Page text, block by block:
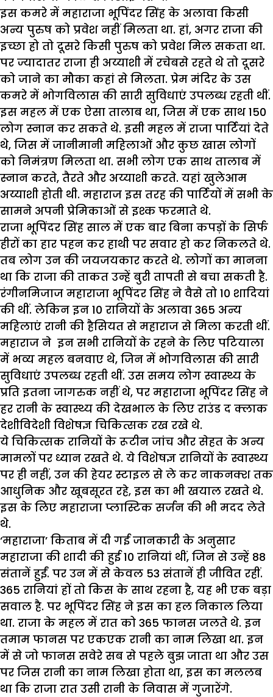
इस कमरे में महाराजा भूपिंदर सिंह के अलावा किसी
अन्य पुरुष को प्रवेश नहीं मिलता था. हां, अगर राजा की
इच्छा हो तो दूसरे किसी पुरुष को प्रवेश मिल सकता था.
पर ज्यादातर राजा ही अय्याशी में रचेबसे रहते थे तो दूसरे
को जाने का मौका कहां से मिलता. प्रेम मंदिर के उस
कमरे में भोगविलास की सारी सुविधाएं उपलब्ध रहती थीं.
इस महल में एक ऐसा तालाब था, जिस में एक साथ 150
लोग स्नान कर सकते थे. इसी महल में राजा पार्टियां देते
थे, जिस में जानीमानी महिलाओं और कुछ खास लोगों
को निमंत्रण मिलता था. सभी लोग एक साथ तालाब में
स्नान करते, तैरते और अय्याशी करते. यहां खुलेआम
अय्याशी होती थी. महाराज इस तरह की पार्टियों में सभी के
सामने अपनी प्रेमिकाओं से इश्क फरमाते थे.
राजा भूपिंदर सिंह साल में एक बार बिना कपड़ों के सिर्फ
हीरों का हार पहन कर हाथी पर सवार हो कर निकलते थे.
तब लोग उन की जयजयकार करते थे. लोगों का मानना
था कि राजा की ताकत उन्हें बुरी तापती से बचा सकती है.
रंगीनमिजाज महाराजा भूपिंदर सिंह ने वैसे तो 10 शादियां
की थीं. लेकिन इन 10 रानियों के अलावा 365 अन्य
महिलाएं रानी की हैसियत से महाराज से मिला करती थीं.
महाराज ने इन सभी रानियों के रहने के लिए पटियाला
में भव्य महल बनवाए थे, जिन में भोगविलास की सारी
सुविधाएं उपलब्ध रहती थीं. उस समय लोग स्वास्थ्य के
प्रति इतना जागरुक नहीं थे, पर महाराजा भूपिंदर सिंह ने
हर रानी के स्वास्थ्य की देखभाल के लिए राउंड द क्लाक
देशीविदेशी विशेषज्ञ चिकित्सक रख रखे थे.
ये चिकित्सक रानियों के रूटीन जांच और सेहत के अन्य
मामलों पर ध्यान रखते थे. ये विशेषज्ञ रानियों के स्वास्थ्य
पर ही नहीं, उन की हेयर स्टाइल से ले कर नाकनक्श तक
आधुनिक और खूबसूरत रहे, इस का भी खयाल रखते थे.
इस के लिए महाराजा प्लास्टिक सर्जन की भी मदद लेते
थे.
‘महाराजा’ किताब में दी गई जानकारी के अनुसार
महाराजा की शादी की हुई 10 रानियां थीं, जिन से उन्हें 88
संतानें हुईं. पर उन में से केवल 53 संतानें ही जीवित रहीं.
365 रानियां हों तो किस के साथ रहना है, यह भी एक बड़ा
सवाल है. पर भूपिंदर सिंह ने इस का हल निकाल लिया
था. राजा के महल में रात को 365 फानस जलते थे. इन
तमाम फानस पर एकएक रानी का नाम लिखा था. इन
में से जो फानस सवेरे सब से पहले बुझ जाता था और उस
पर जिस रानी का नाम लिखा होता था, इस का मललब
था कि राजा रात उसी रानी के निवास में गुजारेंगे.